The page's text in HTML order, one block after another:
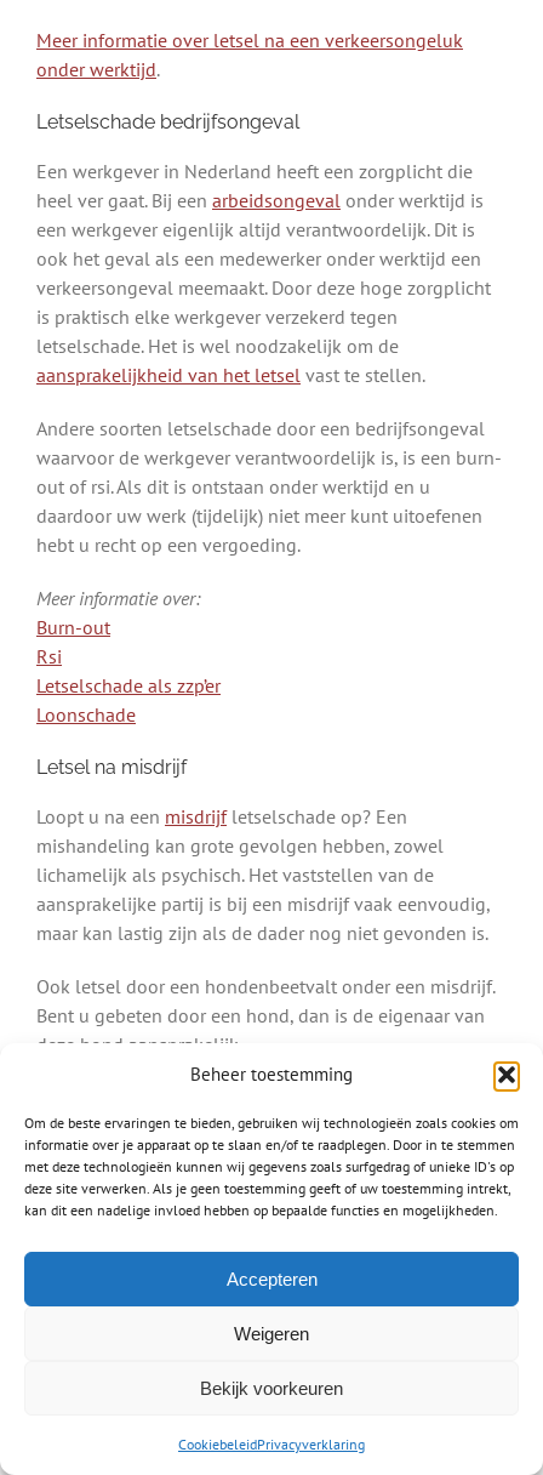
Beheer toestemming
Om de beste ervaringen te bieden, gebruiken wij technologieën zoals cookies om
informatie over je apparaat op te slaan en/of te raadplegen. Door in te stemmen
met deze technologieën kunnen wij gegevens zoals surfgedrag of unieke ID's op
deze site verwerken. Als je geen toestemming geeft of uw toestemming intrekt,
kan dit een nadelige invloed hebben op bepaalde functies en mogelijkheden.
Accepteren
Weigeren
Bekijk voorkeuren
CookiebeleidPrivacyverklaring
Meer informatie over letsel na een verkeersongeluk
onder werktijd.
Letselschade bedrijfsongeval
Een werkgever in Nederland heeft een zorgplicht die
heel ver gaat. Bij een arbeidsongeval onder werktijd is
een werkgever eigenlijk altijd verantwoordelijk. Dit is
ook het geval als een medewerker onder werktijd een
verkeersongeval meemaakt. Door deze hoge zorgplicht
is praktisch elke werkgever verzekerd tegen
letselschade. Het is wel noodzakelijk om de
aansprakelijkheid van het letsel vast te stellen.
Andere soorten letselschade door een bedrijfsongeval
waarvoor de werkgever verantwoordelijk is, is een burn-
out of rsi. Als dit is ontstaan onder werktijd en u
daardoor uw werk (tijdelijk) niet meer kunt uitoefenen
hebt u recht op een vergoeding.
Meer informatie over:
Burn-out
Rsi
Letselschade als zzp’er
Loonschade
Letsel na misdrijf
Loopt u na een misdrijfletselschade op? Een
mishandeling kan grote gevolgen hebben, zowel
lichamelijk als psychisch. Het vaststellen van de
aansprakelijke partij is bij een misdrijf vaak eenvoudig,
maar kan lastig zijn als de dader nog niet gevonden is.
Ook letsel door een hondenbeetvalt onder een misdrijf.
Bent u gebeten door een hond, dan is de eigenaar van
deze hond aansprakelijk.
Letsel na een hondenbeet
Schade na mishandeling
Letselschade medische fout
Waar mensen werken worden fouten gemaakt, zo ook
door dokters, artsen en chirurgen. Een
het toedienen van een verkeerd medicijn tot het
lastig om de aansprakelijkheid bij een medische fout